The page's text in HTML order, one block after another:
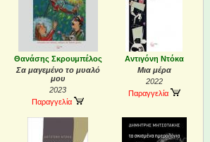
Θανάσης Σκρουμπέλος
Σα μαγεμένο το μυαλό
μου
2023
Παραγγελία
Αντιγόνη Ντόκα
Μια μέρα
2022
Παραγγελία